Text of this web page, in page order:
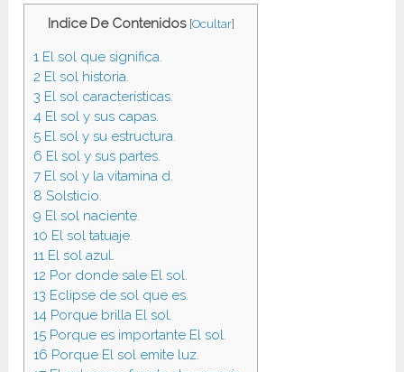
Indice De Contenidos [Ocultar]
1 El sol que significa.
2 El sol historia.
3 El sol características.
4 El sol y sus capas.
5 El sol y su estructura.
6 El sol y sus partes.
7 El sol y la vitamina d.
8 Solsticio.
9 El sol naciente.
10 El sol tatuaje.
11 El sol azul.
12 Por donde sale El sol.
13 Eclipse de sol que es.
14 Porque brilla El sol.
15 Porque es importante El sol.
16 Porque El sol emite luz.